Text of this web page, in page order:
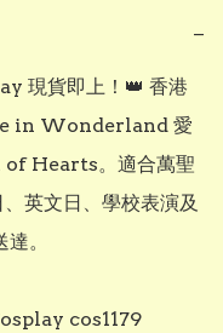
−
現貨即上！👑 香港
in Wonderland 愛
of Hearts。適合萬聖
英文日、學校表演及
。
cos1179